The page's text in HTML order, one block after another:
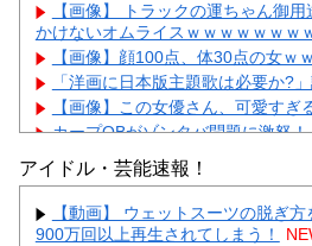
【画像】 トラックの運ちゃん御
かけないオムライスｗｗｗｗｗｗｗ
【画像】顔100点、体30点の女ｗ
「洋画に日本版主題歌は必要か?
【画像】この女優さん、可愛すぎ
カープOBがゾンタバ問題に激怒
【画像】顔100点、体30点の女ｗｗ
アイドル・芸能速報！
【動画】 ウェットスーツの脱ぎ
900万回以上再生されてしまう！